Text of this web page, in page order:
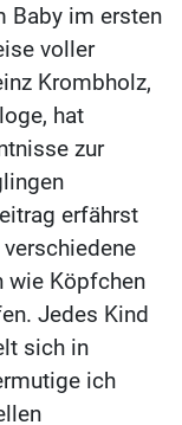
Baby im ersten
voller
Krombholz,
hat
zur
erfährst
wie Köpfchen
Jedes Kind
sich in
ich